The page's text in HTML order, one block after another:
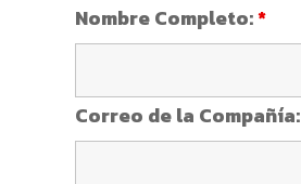
Nombre Completo:*
Correo de la Compañía: